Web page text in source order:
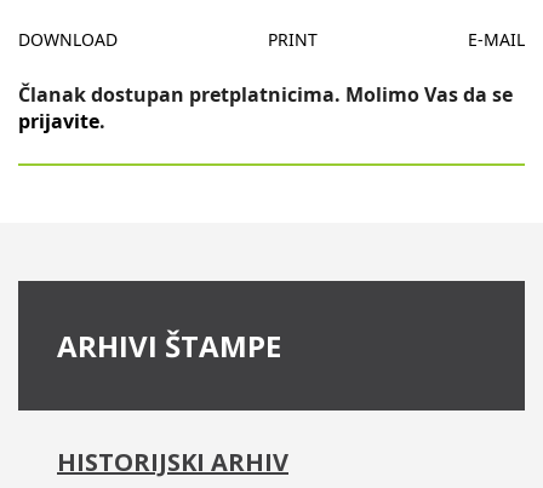
DOWNLOAD PRINT E-MAIL
Članak dostupan pretplatnicima. Molimo Vas da se
prijavite.
ARHIVI ŠTAMPE
HISTORIJSKI ARHIV